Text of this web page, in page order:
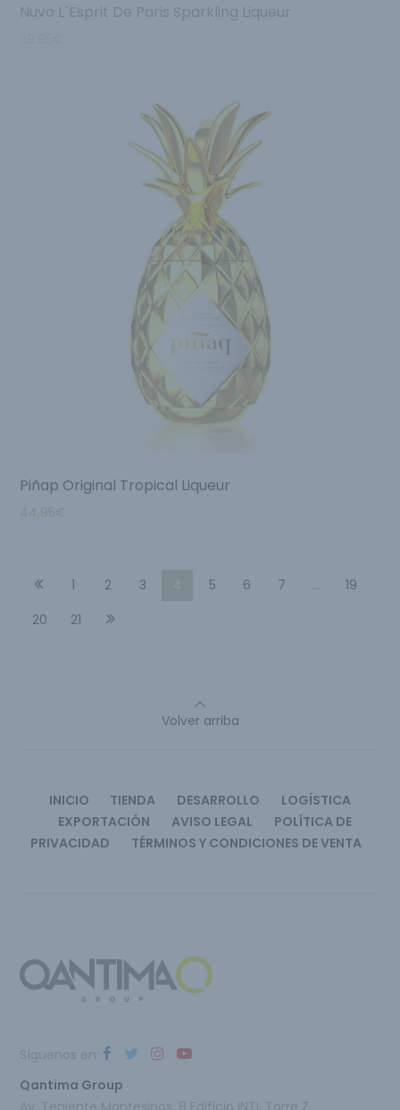
Nuvo L´Esprit De Paris Sparkling Liqueur
Piñap Original Tropical Liqueur
44.95€
1 2 3 4 5 6 7 …
19
20
21
Volver arriba
INICIO TIENDA DESARROLLO
LOGÍSTICA
EXPORTACIÓN
AVISO LEGAL
POLÍTICA DE
PRIVACIDAD
TÉRMINOS Y CONDICIONES DE VENTA
Qantima Group